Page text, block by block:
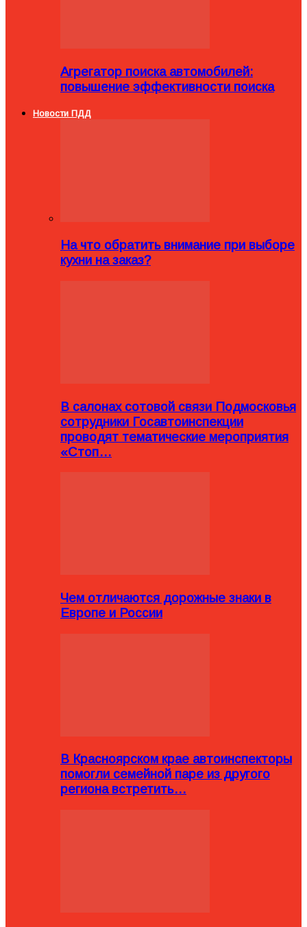
Агрегатор поиска автомобилей:
повышение эффективности поиска
Новости ПДД
На что обратить внимание при выборе
кухни на заказ?
В салонах сотовой связи Подмосковья
сотрудники Госавтоинспекции
проводят тематические мероприятия
«Стоп…
Чем отличаются дорожные знаки в
Европе и России
В Красноярском крае автоинспекторы
помогли семейной паре из другого
региона встретить…